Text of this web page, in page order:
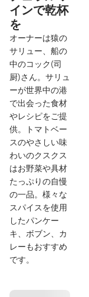
インで乾杯
を
オーナーは猿の
サリュー、船の
中のコック(司
厨)さん。サリュ
ーが世界中の港
で出会った食材
やレシピをご提
供。トマトベー
スのやさしい味
わいのクスクス
はお野菜や具材
たっぷりの自慢
の一品。様々な
スパイスを使用
したパンケー
キ、ボブン、カ
レーもおすすめ
です。